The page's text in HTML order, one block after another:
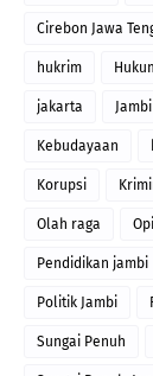
Cirebon Jawa
hukrim
jakarta Jambi
Kebudayaan
Korupsi
Olah raga
Pendidikan jambi
Politik Jambi
Sungai Penuh